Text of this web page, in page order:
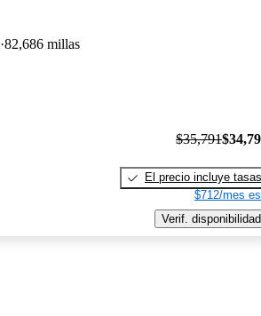
82,686 millas
$35,791
El precio incluye tasas
$712/mes
Verif. disponibilidad